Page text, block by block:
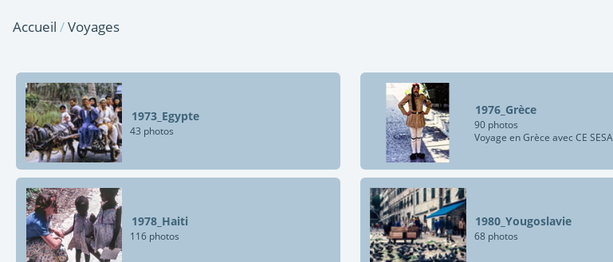
Accueil /Voyages
1973_Egypte
43 photos
1976_Grèce
90 photos
Voyage en Grèce avec CE SESA
1978_Haiti
116 photos
1980_Yougoslavie
68 photos